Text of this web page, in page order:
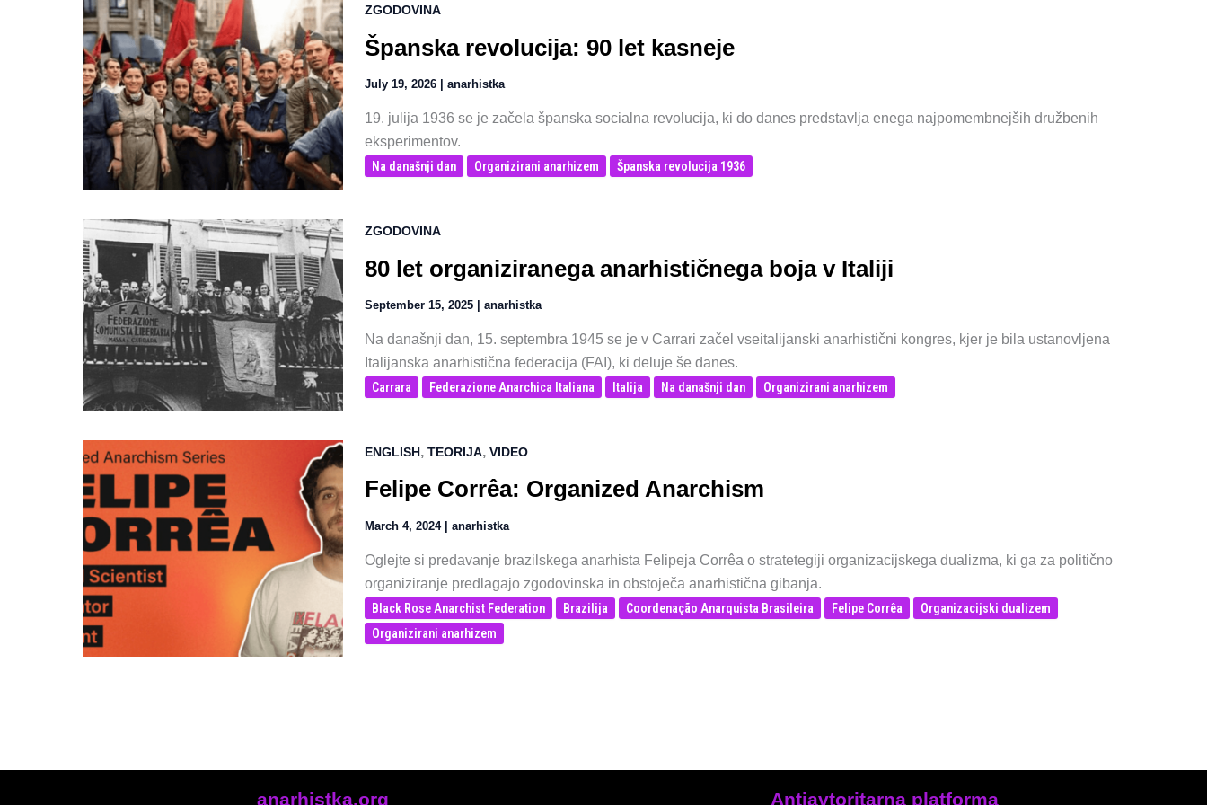
ZGODOVINA
Španska revolucija: 90 let kasneje
July 19, 2026 anarhistka
19. julija 1936 se je začela španska socialna revolucija, ki do danes predstavlja enega najpomembnejših družbenih
eksperimentov.
Na današnji dan Organizirani anarhizem Španska revolucija 1936
ZGODOVINA
80 let organiziranega anarhističnega boja v Italiji
September 15, 2025 anarhistka
Na današnji dan, 15. septembra 1945 se je v Carrari začel vseitalijanski anarhistični kongres, kjer je bila ustanovljena
Italijanska anarhistična federacija (FAI), ki deluje še danes.
Carrara Federazione Anarchica Italiana Italija Na današnji dan Organizirani anarhizem
ENGLISH, TEORIJA, VIDEO
Felipe Corrêa: Organized Anarchism
March 4, 2024 anarhistka
Oglejte si predavanje brazilskega anarhista Felipeja Corrêa o stratetegiji organizacijskega dualizma, ki ga za politično
organiziranje predlagajo zgodovinska in obstoječa anarhistična gibanja.
Black Rose Anarchist Federation Brazilija Coordenação Anarquista Brasileira Felipe Corrêa
Organizacijski dualizem
Organizirani anarhizem
anarhistka.org Antiavtoritarna platforma